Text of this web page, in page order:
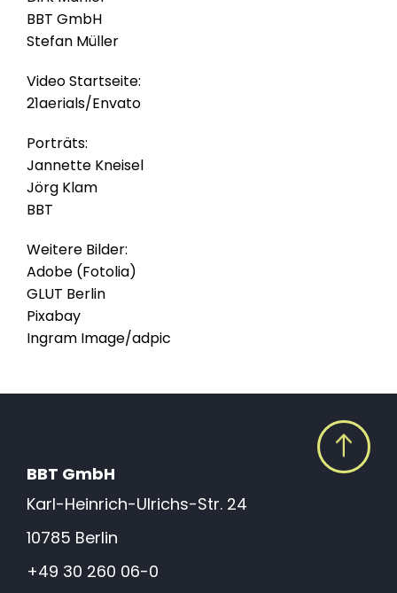
BBT GmbH
Stefan Müller
Video Startseite:
21aerials/Envato
Porträts:
Jannette Kneisel
Jörg Klam
BBT
Weitere Bilder:
Adobe (Fotolia)
GLUT Berlin
Pixabay
Ingram Image/adpic
BBT GmbH
Karl-Heinrich-Ulrichs-Str. 24
10785 Berlin
+49 30 260 06-0